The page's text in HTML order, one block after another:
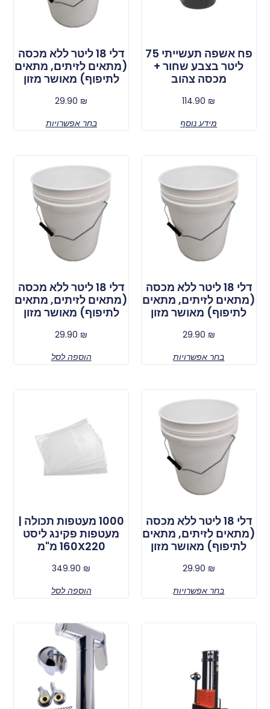
פח אשפה תעשייתי 75
ליטר בצבע שחור +
מכסה צהוב
114.90 ₪
מידע נוסף
דלי 18 ליטר ללא מכסה
(מתאים לזיתים, מתאים
לתיפוף) מאושר מזון
29.90 ₪
בחר אפשרויות
דלי 18 ליטר ללא מכסה
(מתאים לזיתים, מתאים
לתיפוף) מאושר מזון
29.90 ₪
בחר אפשרויות
דלי 18 ליטר ללא מכסה
(מתאים לזיתים, מתאים
לתיפוף) מאושר מזון
29.90 ₪
הוספה לסל
דלי 18 ליטר ללא מכסה
(מתאים לזיתים, מתאים
לתיפוף) מאושר מזון
29.90 ₪
בחר אפשרויות
1000 מעטפות תכולה |
מעטפות פקינג ליסט
160X220 מ"מ
349.90 ₪
הוספה לסל